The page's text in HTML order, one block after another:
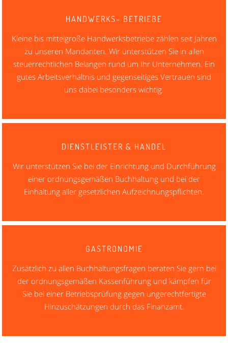
HANDWERKS- BETRIEBE
Kleine bis mittelgroße Handwerksbetriebe zählen seit Jahren
zu unseren Mandanten. Wir unterstützen Sie in allen
steuerrechtlichen Belangen rund um Ihr Unternehmen. Ein
gutes Arbeitsverhältnis und gegenseitiges Vertrauen sind
uns dabei besonders wichtig.
DIENSTLEISTER & HANDEL
Wir unterstützen Sie bei der Einrichtung und Durchführung
einer ordnungsgemäßen Buchhaltung und bei der
Einhaltung aller gesetzlichen Aufzeichnungspflichten.
GASTRONOMIE
Zusätzlich zu allen Buchhaltungsfragen beraten Sie gern bei
der ordnungsgemäßen Kassenführung und kämpfen für
Sie bei einer Betriebsprüfung gegen ungerechtfertigte
Hinzuschätzungen durch das Finanzamt.